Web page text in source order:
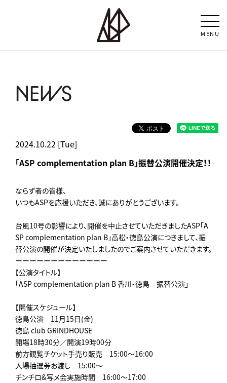
MENU
NEWS
2024.10.22 [Tue]
「ASP complementation plan B」振替公演開催決定！！
ならず者の皆様、
いつもASPを応援いただき、誠にありがとうございます。
台風10号の影響により、開催を中止させていただきましたASP「A
SP complementation plan B」高松・徳島公演につきまして、振
替公演の開催が決定いたしましたのでご案内させていただきます。
ーーーーーーーーーーーーー
【公演タイトル】
「ASP complementation plan B 香川・徳島 振替公演」
【開催スケジュール】
徳島公演 11月15日(金)
徳島 club GRINDHOUSE
開場18時30分／開演19時00分
前方観覧チケット手売り販売 15:00～16:00
入場抽選券お渡し 15:00～
チンチロ&写メ会実施時間 16:00～17:00